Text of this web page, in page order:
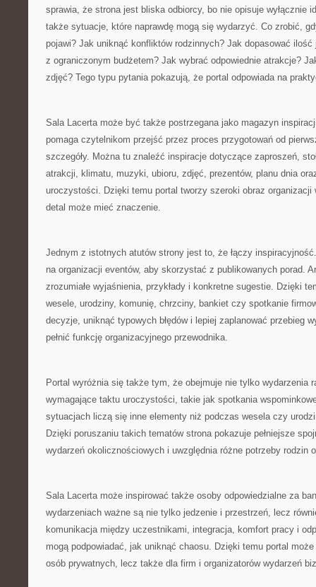
sprawia, że strona jest bliska odbiorcy, bo nie opisuje wyłącznie
także sytuacje, które naprawdę mogą się wydarzyć. Co zrobić,
pojawi? Jak uniknąć konfliktów rodzinnych? Jak dopasować
z ograniczonym budżetem? Jak wybrać odpowiednie atrakcje?
zdjęć? Tego typu pytania pokazują, że portal odpowiada na
Sala Lacerta może być także postrzegana jako magazyn
pomaga czytelnikom przejść przez proces przygotowań od
szczegóły. Można tu znaleźć inspiracje dotyczące zaproszeń,
atrakcji, klimatu, muzyki, ubioru, zdjęć, prezentów, planu dnia
uroczystości. Dzięki temu portal tworzy szeroki obraz
detal może mieć znaczenie.
Jednym z istotnych atutów strony jest to, że łączy
na organizacji eventów, aby skorzystać z publikowanych porad.
zrozumiałe wyjaśnienia, przykłady i konkretne sugestie. Dzięki
wesele, urodziny, komunię, chrzciny, bankiet czy spotkanie
decyzje, uniknąć typowych błędów i lepiej zaplanować przebieg
pełnić funkcję organizacyjnego przewodnika.
Portal wyróżnia się także tym, że obejmuje nie tylko wydarzenia
wymagające taktu uroczystości, takie jak spotkania
sytuacjach liczą się inne elementy niż podczas wesela czy
Dzięki poruszaniu takich tematów strona pokazuje pełniejsze
wydarzeń okolicznościowych i uwzględnia różne potrzeby rodzin
Sala Lacerta może inspirować także osoby odpowiedzialne za
wydarzeniach ważne są nie tylko jedzenie i przestrzeń, lecz
komunikacja między uczestnikami, integracja, komfort pracy i
mogą podpowiadać, jak uniknąć chaosu. Dzięki temu portal
osób prywatnych, lecz także dla firm i organizatorów wydarzeń